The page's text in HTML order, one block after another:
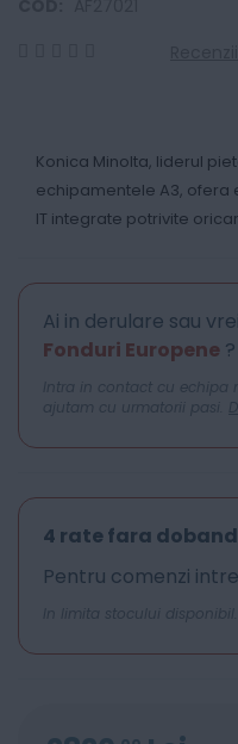
Konica Minolta, liderul
echipamentele A3, ofera
IT integrate potrivite
Ai in derulare sau
Fonduri Europene ?
Intra in contact cu echipa
ajutam cu urmatorii pasi.
4 rate fara
Pentru comenzi
In limita stocului disponibil.